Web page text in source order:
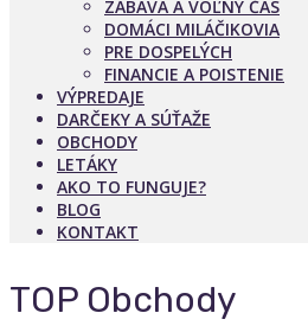
ZÁBAVA A VOĽNÝ ČAS
DOMÁCI MILÁČIKOVIA
PRE DOSPELÝCH
FINANCIE A POISTENIE
VÝPREDAJE
DARČEKY A SÚŤAŽE
OBCHODY
LETÁKY
AKO TO FUNGUJE?
BLOG
KONTAKT
TOP Obchody